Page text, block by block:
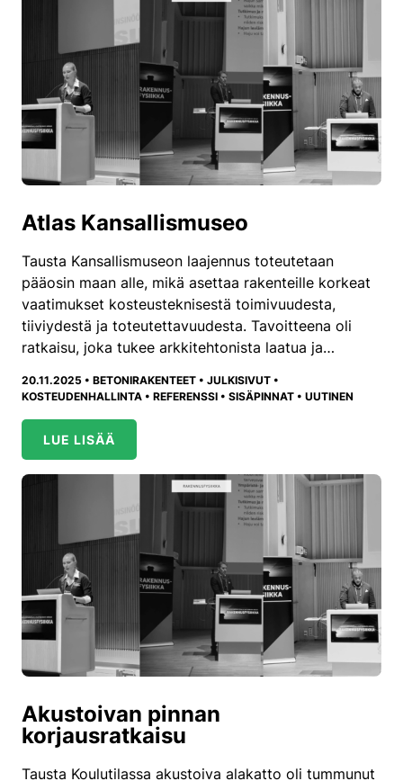
Atlas Kansallismuseo
Tausta Kansallismuseon laajennus toteutetaan
pääosin maan alle, mikä asettaa rakenteille korkeat
vaatimukset kosteusteknisestä toimivuudesta,
tiiviydestä ja toteutettavuudesta. Tavoitteena oli
ratkaisu, joka tukee arkkitehtonista laatua ja…
20.11.2025 • BETONIRAKENTEET • JULKISIVUT •
KOSTEUDENHALLINTA • REFERENSSI • SISÄPINNAT • UUTINEN
LUE LISÄÄ
Akustoivan pinnan
korjausratkaisu
Tausta Koulutilassa akustoiva alakatto oli tummunut